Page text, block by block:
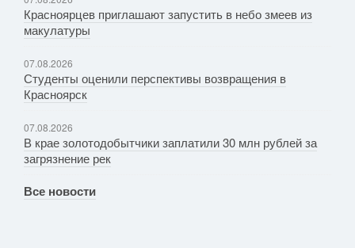
Красноярцев приглашают запустить в небо змеев из
макулатуры
07.08.2026
Студенты оценили перспективы возвращения в
Красноярск
07.08.2026
В крае золотодобытчики заплатили 30 млн рублей за
загрязнение рек
Все новости